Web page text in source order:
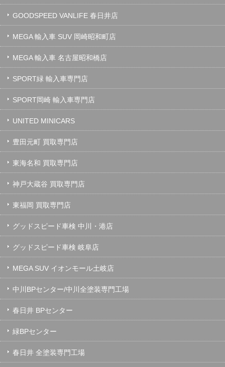
GOODSPEED VANLIFE 春日井店
MEGA 輸入車 SUV 岡崎昭和町店
MEGA 輸入車 名古屋昭和橋店
SPORT緑 輸入車専門店
SPORT岡崎 輸入車専門店
UNITED MINICARS
豊田元町 買取専門店
東海名和 買取専門店
神戸大蔵谷 買取専門店
東福岡 買取専門店
グッドスピード車検 中川・港店
グッドスピード車検 岐阜店
MEGA SUV イオンモール土岐店
中川BPセンター/中川全塗装専門工場
春日井 BPセンター
緑BPセンター
春日井 全塗装専門工場